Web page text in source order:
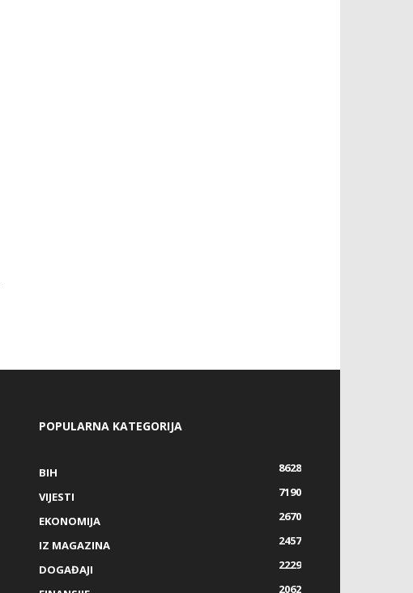
POPULARNA KATEGORIJA
BIH
8628
VIJESTI
7190
EKONOMIJA
2670
IZ MAGAZINA
2457
DOGAĐAJI
2229
2062